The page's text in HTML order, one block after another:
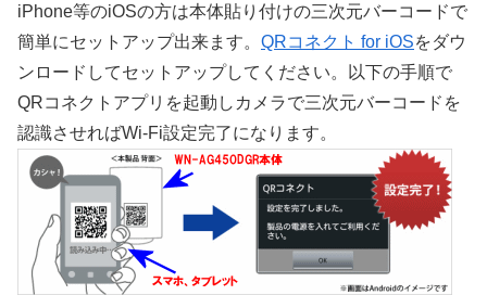
iPhone等のiOSの方は本体貼り付けの三次元バーコードで
簡単にセットアップ出来ます。 QRコネクト for iOSをダウ
ンロードしてセットアップしてください。以下の手順で
QRコネクトアプリを起動しカメラで三次元バーコードを
認識させればWi-Fi設定完了になります。